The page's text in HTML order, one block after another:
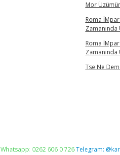
Mor
Roma
Zamanında
Roma
Zamanında
Tse Ne
Whatsapp: 0262 606 0 726Telegram: